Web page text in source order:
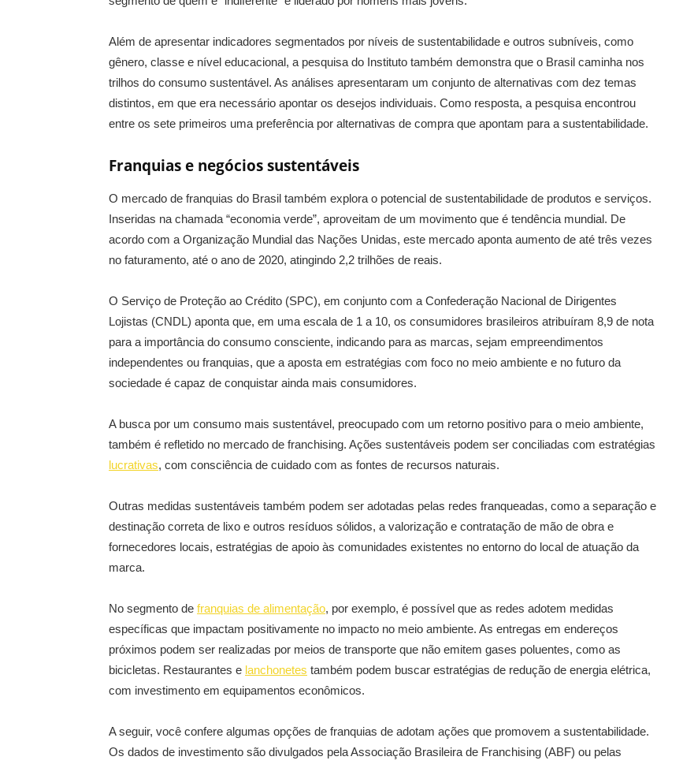
Além de apresentar indicadores segmentados por níveis de sustentabilidade e outros subníveis, como
gênero, classe e nível educacional, a pesquisa do Instituto também demonstra que o Brasil caminha nos
trilhos do consumo sustentável. As análises apresentaram um conjunto de alternativas com dez temas
distintos, em que era necessário apontar os desejos individuais. Como resposta, a pesquisa encontrou
entre os sete primeiros uma preferência por alternativas de compra que apontam para a sustentabilidade.
Franquias e negócios sustentáveis
O mercado de franquias do Brasil também explora o potencial de sustentabilidade de produtos e serviços.
Inseridas na chamada “economia verde”, aproveitam de um movimento que é tendência mundial. De
acordo com a Organização Mundial das Nações Unidas, este mercado aponta aumento de até três vezes
no faturamento, até o ano de 2020, atingindo 2,2 trilhões de reais.
O Serviço de Proteção ao Crédito (SPC), em conjunto com a Confederação Nacional de Dirigentes
Lojistas (CNDL) aponta que, em uma escala de 1 a 10, os consumidores brasileiros atribuíram 8,9 de nota
para a importância do consumo consciente, indicando para as marcas, sejam empreendimentos
independentes ou franquias, que a aposta em estratégias com foco no meio ambiente e no futuro da
sociedade é capaz de conquistar ainda mais consumidores.
A busca por um consumo mais sustentável, preocupado com um retorno positivo para o meio ambiente,
também é refletido no mercado de franchising. Ações sustentáveis podem ser conciliadas com estratégias
lucrativas, com consciência de cuidado com as fontes de recursos naturais.
Outras medidas sustentáveis também podem ser adotadas pelas redes franqueadas, como a separação e
destinação correta de lixo e outros resíduos sólidos, a valorização e contratação de mão de obra e
fornecedores locais, estratégias de apoio às comunidades existentes no entorno do local de atuação da
marca.
No segmento de franquias de alimentação, por exemplo, é possível que as redes adotem medidas
específicas que impactam positivamente no impacto no meio ambiente. As entregas em endereços
próximos podem ser realizadas por meios de transporte que não emitem gases poluentes, como as
bicicletas. Restaurantes e lanchonetes também podem buscar estratégias de redução de energia elétrica,
com investimento em equipamentos econômicos.
A seguir, você confere algumas opções de franquias de adotam ações que promovem a sustentabilidade.
Os dados de investimento são divulgados pela Associação Brasileira de Franchising (ABF) ou pelas